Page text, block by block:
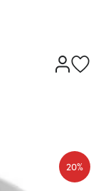
20%